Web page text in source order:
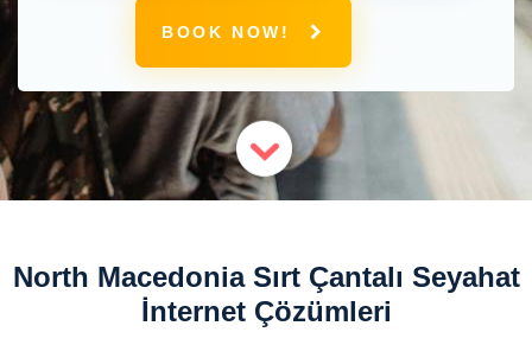
BOOK NOW!
North Macedonia Sırt Çantalı Seyahat
İnternet Çözümleri